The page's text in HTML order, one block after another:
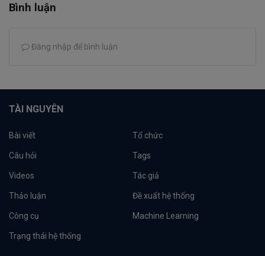
Bình luận
Đăng nhập để bình luận
TÀI NGUYÊN
Bài viết Tổ chức
Câu hỏi Tags
Videos Tác giả
Thảo luận Đề xuất hệ thống
Công cụ Machine Learning
Trạng thái hệ thống